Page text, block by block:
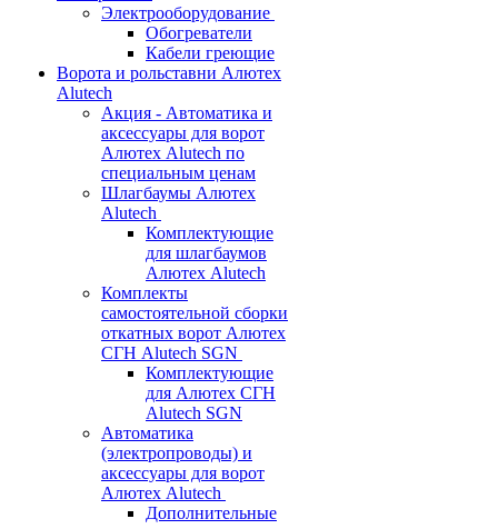
Электрооборудование
Обогреватели
Кабели греющие
Ворота и рольставни Алютех
Alutech
Акция - Автоматика и
аксессуары для ворот
Алютех Alutech по
специальным ценам
Шлагбаумы Алютех
Alutech
Комплектующие
для шлагбаумов
Алютех Alutech
Комплекты
самостоятельной сборки
откатных ворот Алютех
СГН Alutech SGN
Комплектующие
для Алютех СГН
Alutech SGN
Автоматика
(электропроводы) и
аксессуары для ворот
Алютех Alutech
Дополнительные